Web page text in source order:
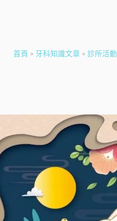
首頁 » 牙科知識文章 » 診所活動